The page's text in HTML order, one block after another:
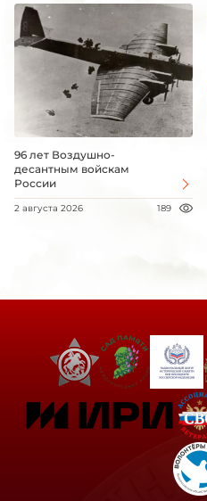
96 лет Воздушно-
десантным войскам
России
2 августа 2026 189